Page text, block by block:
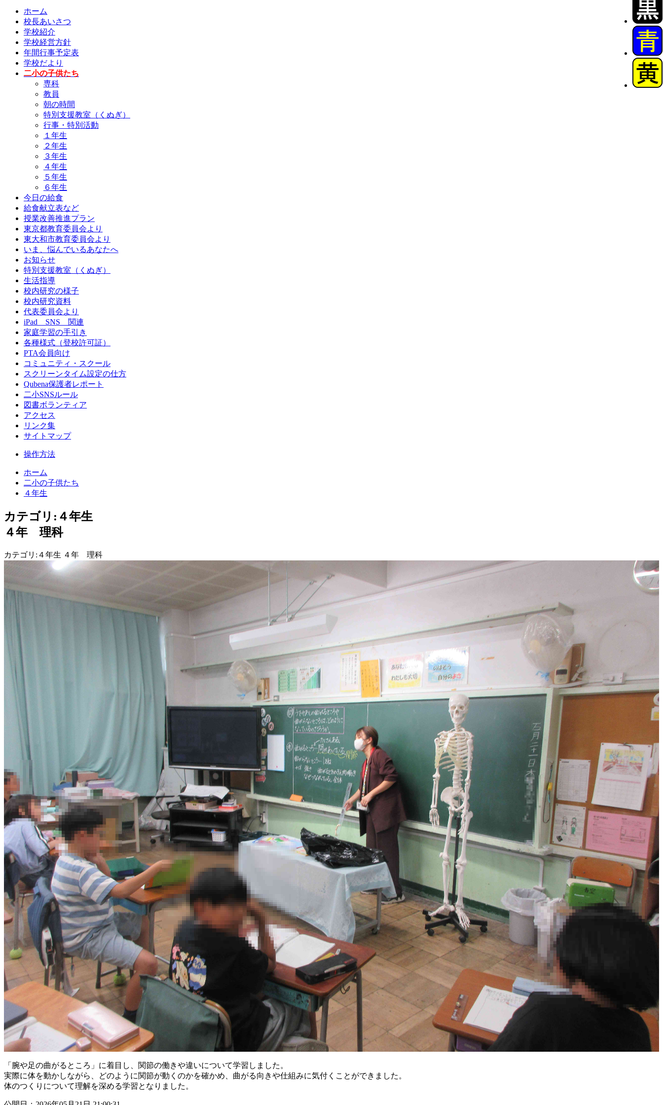
ホーム
校長あいさつ
学校紹介
学校経営方針
年間行事予定表
学校だより
二小の子供たち
専科
教員
朝の時間
特別支援教室（くぬぎ）
行事・特別活動
１年生
２年生
３年生
４年生
５年生
６年生
今日の給食
給食献立表など
授業改善推進プラン
東京都教育委員会より
東大和市教育委員会より
いま、悩んでいるあなたへ
お知らせ
特別支援教室（くぬぎ）
生活指導
校内研究の様子
校内研究資料
代表委員会より
iPad SNS 関連
家庭学習の手引き
各種様式（登校許可証）
PTA会員向け
コミュニティ・スクール
スクリーンタイム設定の仕方
Qubena保護者レポート
二小SNSルール
図書ボランティア
アクセス
リンク集
サイトマップ
操作方法
ホーム
二小の子供たち
４年生
カテゴリ:４年生
４年 理科
カテゴリ:４年生 ４年 理科
「腕や足の曲がるところ」に着目し、関節の働きや違いについて学習しました。
実際に体を動かしながら、どのように関節が動くのかを確かめ、曲がる向きや仕組みに気付くことができました。
体のつくりについて理解を深める学習となりました。